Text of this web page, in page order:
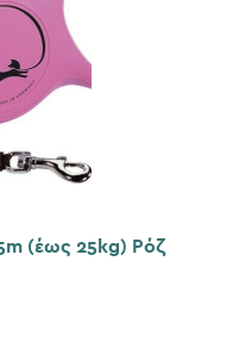
(έως 25kg) Ρόζ